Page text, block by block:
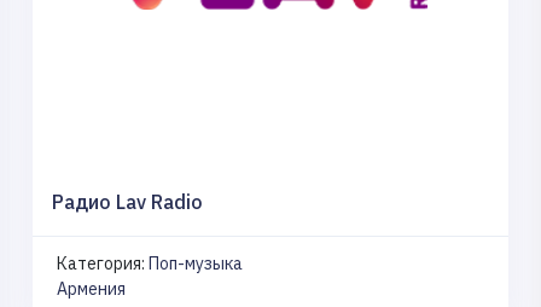
Радио Lav Radio
Категория: Поп-музыка
Армения